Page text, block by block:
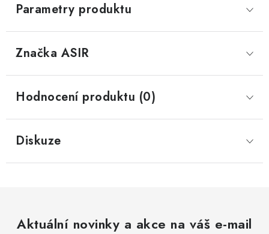
Parametry produktu
Značka ASIR
Hodnocení produktu (0)
Diskuze
Aktuální novinky a akce na váš e-mail